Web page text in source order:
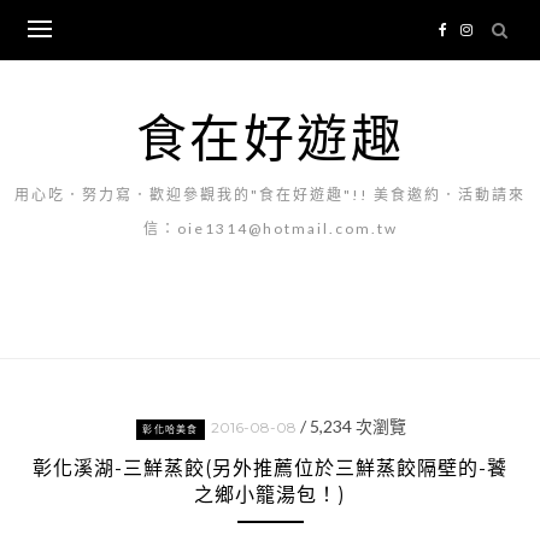
content
食在好遊趣
用心吃．努力寫．歡迎參觀我的"食在好遊趣"!! 美食邀約．活動請來
信：oie1314@hotmail.com.tw
彰化哈美食 2016-08-08 / 5,234次瀏覽
彰化溪湖-三鮮蒸餃(另外推薦位於三鮮蒸餃隔壁的-饕
之鄉小籠湯包！)